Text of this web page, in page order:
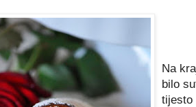
Na
bilo
tijesto